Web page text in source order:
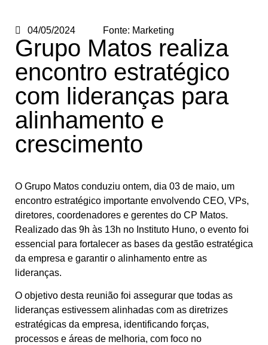
04/05/2024 Fonte: Marketing
Grupo Matos realiza
encontro estratégico
com lideranças para
alinhamento e
crescimento
O Grupo Matos conduziu ontem, dia 03 de maio, um
encontro estratégico importante envolvendo CEO, VPs,
diretores, coordenadores e gerentes do CP Matos.
Realizado das 9h às 13h no Instituto Huno, o evento foi
essencial para fortalecer as bases da gestão estratégica
da empresa e garantir o alinhamento entre as
lideranças.
O objetivo desta reunião foi assegurar que todas as
lideranças estivessem alinhadas com as diretrizes
estratégicas da empresa, identificando forças,
processos e áreas de melhoria, com foco no